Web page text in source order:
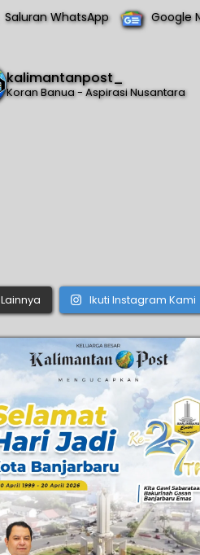
Saluran WhatsApp Google
kalimantanpost_
Koran Banua - Aspirasi Nusantara
Lainnya Ikuti Instagram Kami